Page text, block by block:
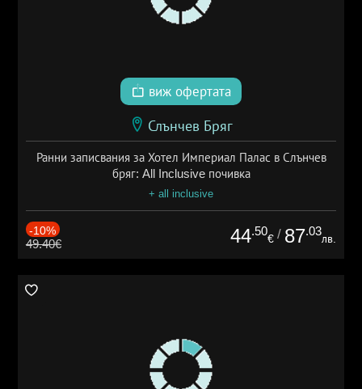
виж офертата
Слънчев Бряг
Ранни записвания за Хотел Империал Палас в Слънчев
бряг: All Inclusive почивка
+ all inclusive
-10%
49.40€ 44.50
€ / 87.03
лв.